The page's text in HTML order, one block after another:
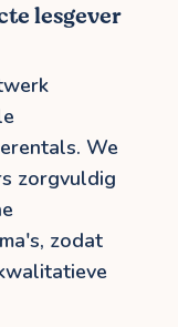
lesgever
We
zorgvuldig
zodat